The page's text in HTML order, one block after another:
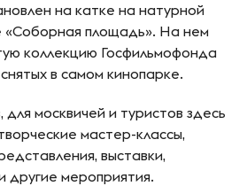
на катке на натурной
«Соборная площадь». На нем
коллекцию Госфильмофонда
в самом кинопарке.
москвичей и туристов здесь
мастер-классы,
выставки,
другие мероприятия.